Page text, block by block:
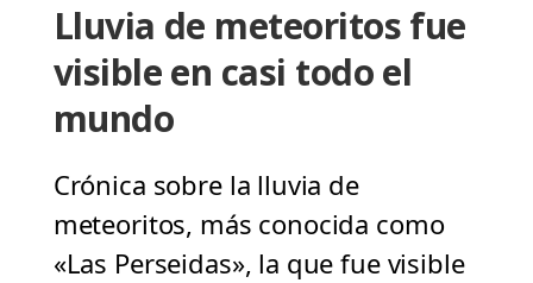
Lluvia de meteoritos fue
visible en casi todo el
mundo
Crónica sobre la lluvia de
meteoritos, más conocida como
«Las Perseidas», la que fue visible